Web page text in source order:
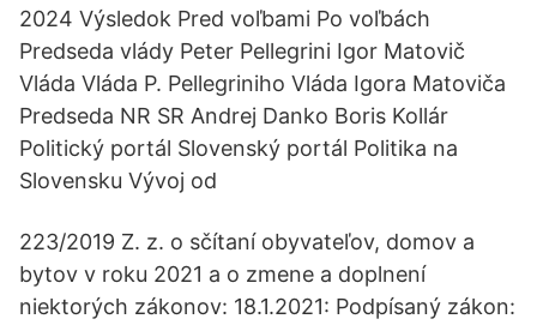
2024 Výsledok Pred voľbami Po voľbách
Predseda vlády Peter Pellegrini Igor Matovič
Vláda Vláda P. Pellegriniho Vláda Igora Matoviča
Predseda NR SR Andrej Danko Boris Kollár
Politický portál Slovenský portál Politika na
Slovensku Vývoj od
223/2019 Z. z. o sčítaní obyvateľov, domov a
bytov v roku 2021 a o zmene a doplnení
niektorých zákonov: 18.1.2021: Podpísaný zákon: